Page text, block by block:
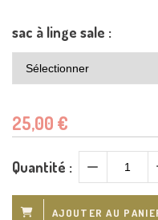
sac à linge sale :
25,00 €
Quantité :
AJOUTER AU